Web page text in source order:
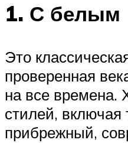
1. С белым
Это
проверенная
на все
стилей,
прибрежный,